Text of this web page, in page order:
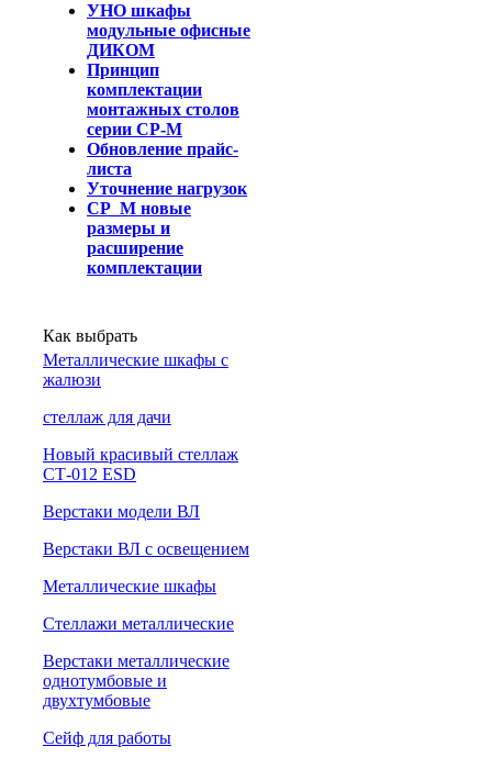
УНО шкафы
модульные офисные
ДИКОМ
Принцип
комплектации
монтажных столов
серии СР-М
Обновление прайс-
листа
Уточнение нагрузок
СР_М новые
размеры и
расширение
комплектации
Как выбрать
Металлические шкафы с
жалюзи
cтеллаж для дачи
Новый красивый стеллаж
СТ-012 ESD
Верстаки модели ВЛ
Верстаки ВЛ с освещением
Металлические шкафы
Стеллажи металлические
Верстаки металлические
однотумбовые и
двухтумбовые
Сейф для работы